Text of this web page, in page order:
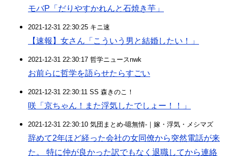
モバP「だりやすかれんと石焼き芋」
2021-12-31 22:30:25 キニ速
【速報】女さん「こういう男と結婚したい！」
2021-12-31 22:30:17 哲学ニュースnwk
お前らに哲学を語らせたらすごい
2021-12-31 22:30:11 SS 森きのこ！
咲「京ちゃん！また浮気したでしょー！！」
2021-12-31 22:30:10 気団まとめ-噫無情-｜嫁・浮気・メシマズ
辞めて2年ほど経った会社の女同僚から突然電話が来
た。 特に仲が良かった訳でもなく退職してから連絡